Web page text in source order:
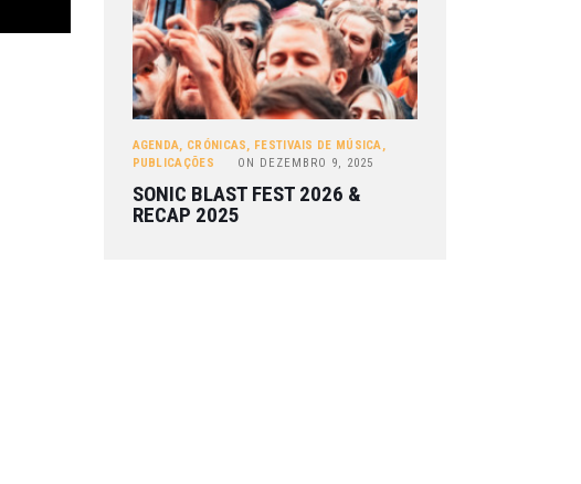
AGENDA, CRÓNICAS, FESTIVAIS DE MÚSICA,
PUBLICAÇÕES
ON DEZEMBRO 9, 2025
SONIC BLAST FEST 2026 &
RECAP 2025